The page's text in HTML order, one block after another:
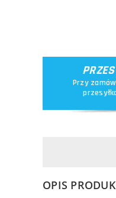
Przy
OPIS